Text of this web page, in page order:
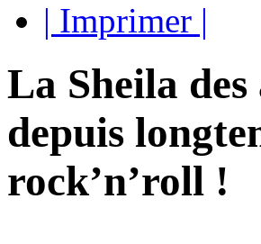
| Imprimer |
La Sheila
depuis
rock’n’roll !